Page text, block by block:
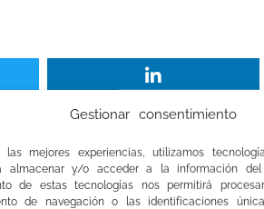
Gestionar consentimiento
las mejores experiencias, utilizamos
almacenar y/o acceder a la información del
de estas tecnologías nos permitirá
de navegación o las identificaciones
de hoy, miércoles
pero, sobre todo,
los recortes que en